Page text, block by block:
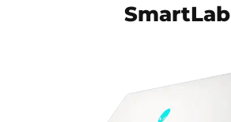
SmartLab